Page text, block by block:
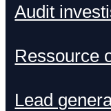
Audit
Ressource
Lead